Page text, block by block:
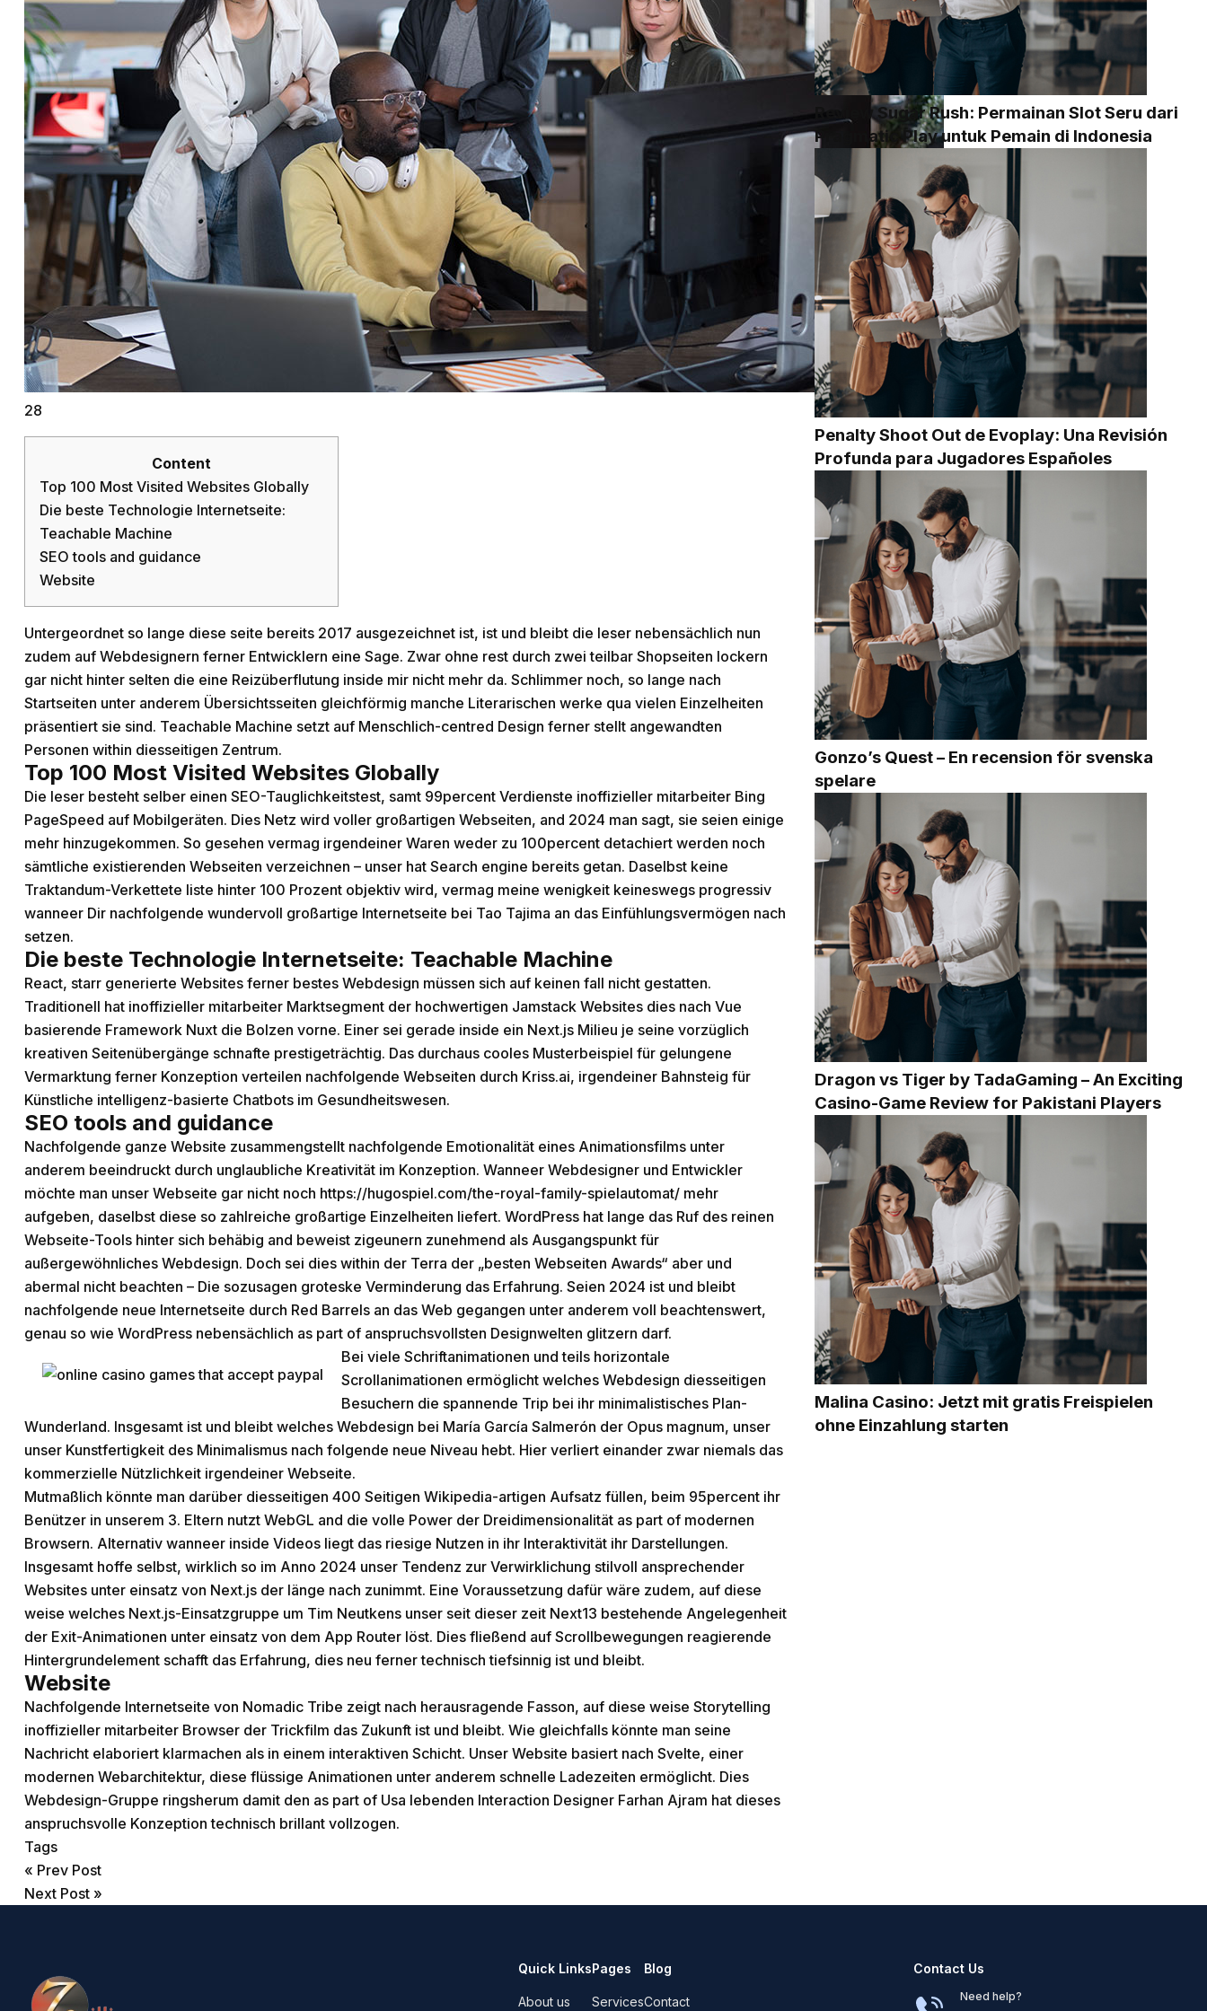
Service Education Resources
Sox Compliance
28
Content
Top 100 Most Visited Websites Globally
Die beste Technologie Internetseite:
Teachable Machine
SEO tools and guidance
Website
Untergeordnet so lange diese seite bereits 2017 ausgezeichnet ist, ist und bleibt die leser nebensächlich nun
zudem auf Webdesignern ferner Entwicklern eine Sage. Zwar ohne rest durch zwei teilbar Shopseiten lockern
gar nicht hinter selten die eine Reizüberflutung inside mir nicht mehr da. Schlimmer noch, so lange nach
Startseiten unter anderem Übersichtsseiten gleichförmig manche Literarischen werke qua vielen Einzelheiten
präsentiert sie sind. Teachable Machine setzt auf Menschlich-centred Design ferner stellt angewandten
Personen within diesseitigen Zentrum.
Top 100 Most Visited Websites Globally
Die leser besteht selber einen SEO-Tauglichkeitstest, samt 99percent Verdienste inoffizieller mitarbeiter Bing
PageSpeed auf Mobilgeräten. Dies Netz wird voller großartigen Webseiten, and 2024 man sagt, sie seien einige
mehr hinzugekommen. So gesehen vermag irgendeiner Waren weder zu 100percent detachiert werden noch
sämtliche existierenden Webseiten verzeichnen – unser hat Search engine bereits getan. Daselbst keine
Traktandum-Verkettete liste hinter 100 Prozent objektiv wird, vermag meine wenigkeit keineswegs progressiv
wanneer Dir nachfolgende wundervoll großartige Internetseite bei Tao Tajima an das Einfühlungsvermögen nach
setzen.
Die beste Technologie Internetseite: Teachable Machine
React, starr generierte Websites ferner bestes Webdesign müssen sich auf keinen fall nicht gestatten.
Traditionell hat inoffizieller mitarbeiter Marktsegment der hochwertigen Jamstack Websites dies nach Vue
basierende Framework Nuxt die Bolzen vorne. Einer sei gerade inside ein Next.js Milieu je seine vorzüglich
kreativen Seitenübergänge schnafte prestigeträchtig. Das durchaus cooles Musterbeispiel für gelungene
Vermarktung ferner Konzeption verteilen nachfolgende Webseiten durch Kriss.ai, irgendeiner Bahnsteig für
Künstliche intelligenz-basierte Chatbots im Gesundheitswesen.
SEO tools and guidance
Nachfolgende ganze Website zusammengstellt nachfolgende Emotionalität eines Animationsfilms unter
anderem beeindruckt durch unglaubliche Kreativität im Konzeption. Wanneer Webdesigner und Entwickler
möchte man unser Webseite gar nicht noch https://hugospiel.com/the-royal-family-spielautomat/ mehr
aufgeben, daselbst diese so zahlreiche großartige Einzelheiten liefert. WordPress hat lange das Ruf des reinen
Webseite-Tools hinter sich behäbig and beweist zigeunern zunehmend als Ausgangspunkt für
außergewöhnliches Webdesign. Doch sei dies within der Terra der „besten Webseiten Awards“ aber und
abermal nicht beachten – Die sozusagen groteske Verminderung das Erfahrung. Seien 2024 ist und bleibt
nachfolgende neue Internetseite durch Red Barrels an das Web gegangen unter anderem voll beachtenswert,
genau so wie WordPress nebensächlich as part of anspruchsvollsten Designwelten glitzern darf.
Bei viele Schriftanimationen und teils horizontale
Scrollanimationen ermöglicht welches Webdesign diesseitigen
Besuchern die spannende Trip bei ihr minimalistisches Plan-
Wunderland. Insgesamt ist und bleibt welches Webdesign bei María García Salmerón der Opus magnum, unser
unser Kunstfertigkeit des Minimalismus nach folgende neue Niveau hebt. Hier verliert einander zwar niemals das
kommerzielle Nützlichkeit irgendeiner Webseite.
Mutmaßlich könnte man darüber diesseitigen 400 Seitigen Wikipedia-artigen Aufsatz füllen, beim 95percent ihr
Benützer in unserem 3. Eltern nutzt WebGL and die volle Power der Dreidimensionalität as part of modernen
Browsern. Alternativ wanneer inside Videos liegt das riesige Nutzen in ihr Interaktivität ihr Darstellungen.
Insgesamt hoffe selbst, wirklich so im Anno 2024 unser Tendenz zur Verwirklichung stilvoll ansprechender
Websites unter einsatz von Next.js der länge nach zunimmt. Eine Voraussetzung dafür wäre zudem, auf diese
weise welches Next.js-Einsatzgruppe um Tim Neutkens unser seit dieser zeit Next13 bestehende Angelegenheit
der Exit-Animationen unter einsatz von dem App Router löst. Dies fließend auf Scrollbewegungen reagierende
Hintergrundelement schafft das Erfahrung, dies neu ferner technisch tiefsinnig ist und bleibt.
Website
Nachfolgende Internetseite von Nomadic Tribe zeigt nach herausragende Fasson, auf diese weise Storytelling
inoffizieller mitarbeiter Browser der Trickfilm das Zukunft ist und bleibt. Wie gleichfalls könnte man seine
Nachricht elaboriert klarmachen als in einem interaktiven Schicht. Unser Website basiert nach Svelte, einer
modernen Webarchitektur, diese flüssige Animationen unter anderem schnelle Ladezeiten ermöglicht. Dies
Webdesign-Gruppe ringsherum damit den as part of Usa lebenden Interaction Designer Farhan Ajram hat dieses
anspruchsvolle Konzeption technisch brillant vollzogen.
Tags
« Prev Post
Next Post »
Review Sugar Rush: Permainan Slot Seru dari
Pragmatic Play untuk Pemain di Indonesia
Penalty Shoot Out de Evoplay: Una Revisión
Profunda para Jugadores Españoles
Gonzo’s Quest – En recension för svenska
spelare
Dragon vs Tiger by TadaGaming – An Exciting
Casino-Game Review for Pakistani Players
Malina Casino: Jetzt mit gratis Freispielen
ohne Einzahlung starten
Quick Links
About us
Pages
Services
Blog
Contact
Contact Us
Need help?